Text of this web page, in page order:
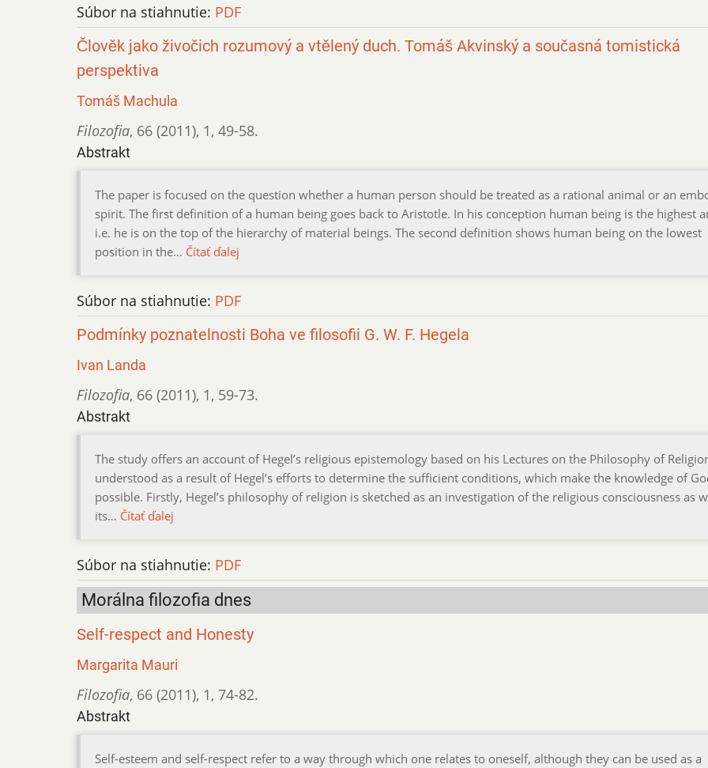
Súbor na stiahnutie: PDF
Člověk jako živočich rozumový a vtělený duch. Tomáš Akvinský a současná tomistická
perspektiva
Tomáš Machula
Filozofia, 66 (2011), 1, 49-58.
Abstrakt
The paper is focused on the question whether a human person should be treated as a rational animal or an
spirit. The first definition of a human being goes back to Aristotle. In his conception human being is the highest
i.e. he is on the top of the hierarchy of material beings. The second definition shows human being on the lowest
position in the… Čítať ďalej
Súbor na stiahnutie: PDF
Podmínky poznatelnosti Boha ve filosofii G. W. F. Hegela
Ivan Landa
Filozofia, 66 (2011), 1, 59-73.
Abstrakt
The study offers an account of Hegel’s religious epistemology based on his Lectures on the Philosophy of
understood as a result of Hegel’s efforts to determine the sufficient conditions, which make the knowledge of
possible. Firstly, Hegel’s philosophy of religion is sketched as an investigation of the religious consciousness as
its… Čítať ďalej
Súbor na stiahnutie: PDF
Morálna filozofia dnes
Self-respect and Honesty
Margarita Mauri
Filozofia, 66 (2011), 1, 74-82.
Abstrakt
Self-esteem and self-respect refer to a way through which one relates to oneself, although they can be used as a